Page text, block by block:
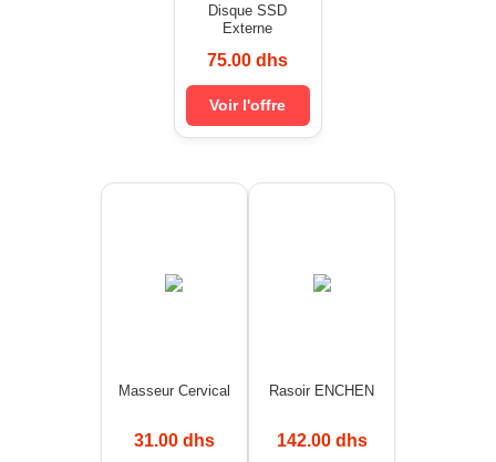
Disque SSD
Externe
75.00 dhs
Voir l'offre
Masseur Cervical
31.00 dhs
Rasoir ENCHEN
142.00 dhs